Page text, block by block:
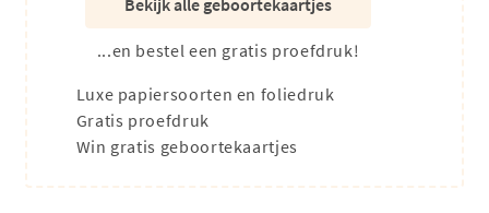
...en bestel een gratis proefdruk!
Luxe papiersoorten en foliedruk
Gratis proefdruk
Win gratis geboortekaartjes